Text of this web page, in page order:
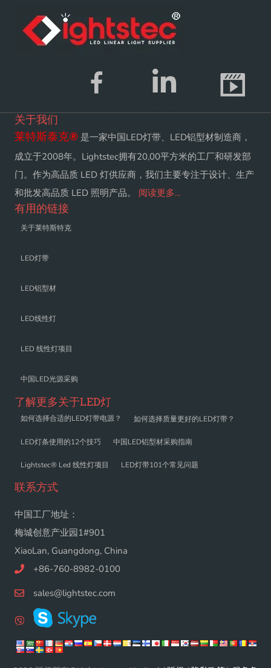
关于我们
莱特斯泰克® 是一家中国LED灯带、LED铝型材制造商，
成立于2008年。Lightstec拥有20,00平方米的工厂和研发部
门。作为高品质 LED 灯供应商，我们主要专注于设计、生产
和批发高品质 LED 照明产品。 阅读更多...
有用的链接
关于莱特斯特克
LED灯带
LED铝型材
LED线性灯
LED 线性灯项目
中国LED光源采购
了解更多关于LED灯
如何选择合适的LED灯带电源？ 如何选择质量更好的LED灯带？
LED灯条使用的12个技巧 中国LED铝型材采购指南
Lightstec® Led 线性灯项目 LED灯带101个常见问题
联系方式
中国工厂地址：
梅城创意产业园1#901
XiaoLan, Guangdong, China
+86-760-8982-0100
sales@lightstec.com